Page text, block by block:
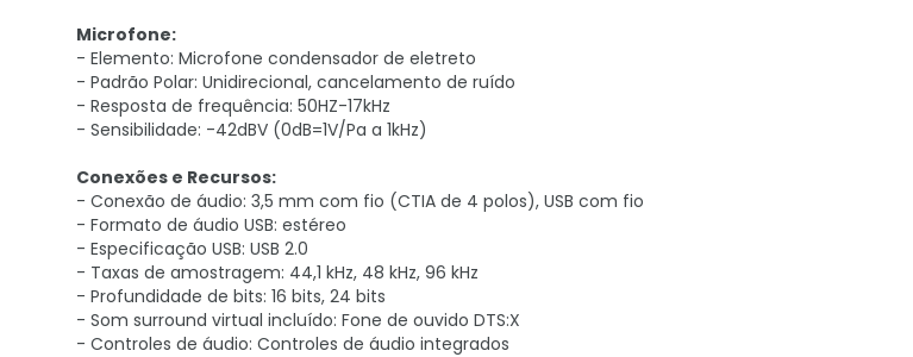
Microfone:
- Elemento: Microfone condensador de eletreto
- Padrão Polar: Unidirecional, cancelamento de ruído
- Resposta de frequência: 50HZ-17kHz
- Sensibilidade: -42dBV (0dB=1V/Pa a 1kHz)
Conexões e Recursos:
- Conexão de áudio: 3,5 mm com fio (CTIA de 4 polos), USB com fio
- Formato de áudio USB: estéreo
- Especificação USB: USB 2.0
- Taxas de amostragem: 44,1 kHz, 48 kHz, 96 kHz
- Profundidade de bits: 16 bits, 24 bits
- Som surround virtual incluído: Fone de ouvido DTS:X
- Controles de áudio: Controles de áudio integrados